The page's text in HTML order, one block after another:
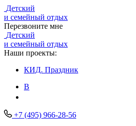
Детский
и семейный отдых
Перезвоните мне
Детский
и семейный отдых
Наши проекты:
КИД. Праздник
В
+7 (495) 966-28-56